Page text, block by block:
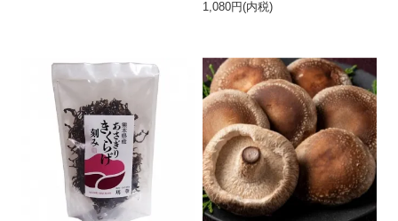
1,080円(内税)